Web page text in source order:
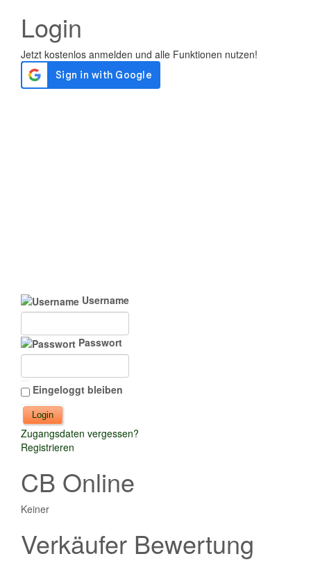
Login
Username
Passwort
Eingeloggt bleiben
Zugangsdaten vergessen?
Registrieren
CB Online
Keiner
Verkäufer Bewertung